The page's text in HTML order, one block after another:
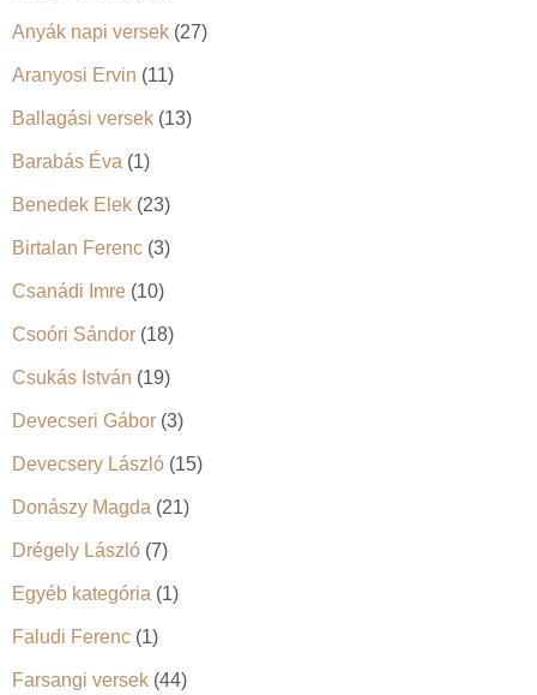
Anyák napi versek (27)
Aranyosi Ervin (11)
Ballagási versek (13)
Barabás Éva (1)
Benedek Elek (23)
Birtalan Ferenc (3)
Csanádi Imre (10)
Csoóri Sándor (18)
Csukás István (19)
Devecseri Gábor (3)
Devecsery László (15)
Donászy Magda (21)
Drégely László (7)
Egyéb kategória (1)
Faludi Ferenc (1)
Farsangi versek (44)